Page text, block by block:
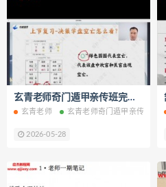
玄青老师奇门遁甲亲传班完整视频课程26集+课件百度网盘下载学习
玄青老师 玄青老师奇门遁甲亲传班
2026-05-28